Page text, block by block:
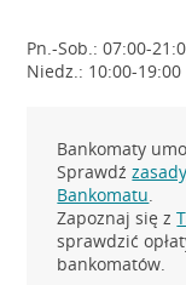
Pn.-Sob.: 07:00-
Niedz.: 10:00-19:00
Bankomaty
Sprawdź
Bankomatu.
Zapoznaj się z
sprawdzić
bankomatów.